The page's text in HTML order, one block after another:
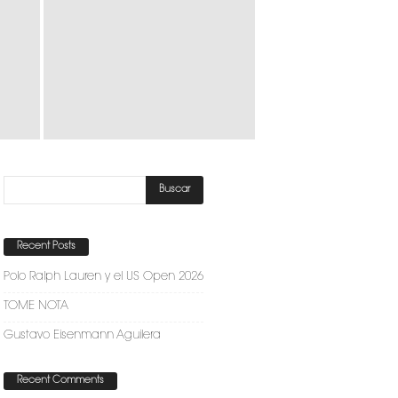
Recent Posts
Polo Ralph Lauren y el US Open 2026
TOME NOTA
Gustavo Eisenmann Aguilera
Recent Comments